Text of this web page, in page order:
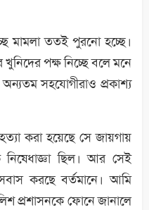
মামলা ততই পুরনো হচ্ছে।
খুনিদের পক্ষ নিচ্ছে বলে মনে
সহযোগীরাও প্রকাশ্য
করা হয়েছে সে জায়গায়
ছিল। আর সেই
করছে বর্তমানে। আমি
প্রশাসনকে ফোনে জানালে